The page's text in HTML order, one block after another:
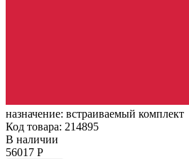
назначение: встраиваемый комплект
Код товара: 214895
В наличии
56017 Р